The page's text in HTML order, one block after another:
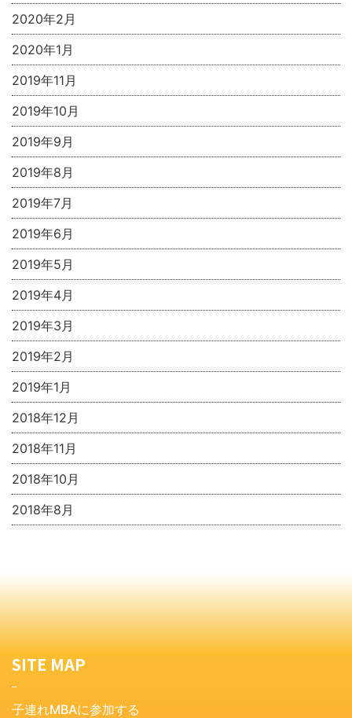
2020年2月
2020年1月
2019年11月
2019年10月
2019年9月
2019年8月
2019年7月
2019年6月
2019年5月
2019年4月
2019年3月
2019年2月
2019年1月
2018年12月
2018年11月
2018年10月
2018年8月
SITE MAP
子連れMBAに参加する